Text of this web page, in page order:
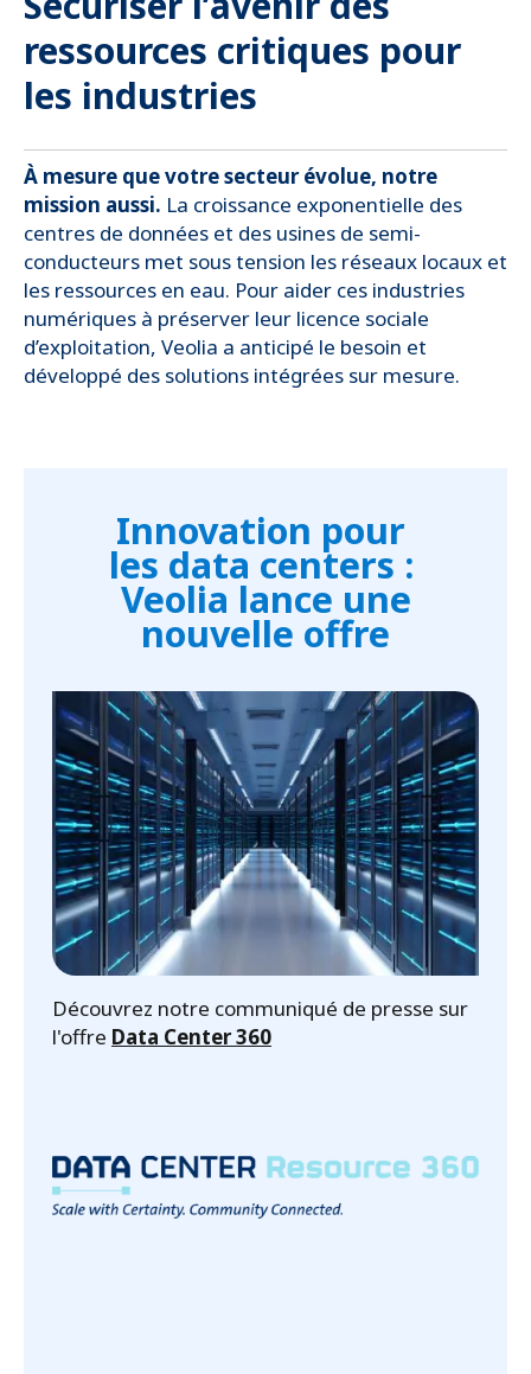
1Md€de CA
issu du traitement des PFAS
nouveaux polluants
1Md€de CA
issu des industries de l’IA
grâce à l’IA et au digital
À mesure que votre secteur évolue, notre
mission aussi. La croissance exponentielle des
centres de données et des usines de semi-
conducteurs met sous tension les réseaux locaux et
les ressources en eau. Pour aider ces industries
numériques à préserver leur licence sociale
d’exploitation, Veolia a anticipé le besoin et
développé des solutions intégrées sur mesure.
ressources critiques pour
les industries
Innovation pour
les data centers :
Veolia lance une
nouvelle offre
Découvrez notre communiqué de presse sur
l'offre Data Center 360